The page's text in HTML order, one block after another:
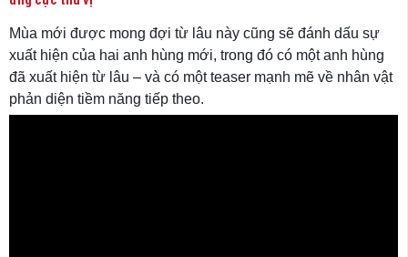
Mùa mới được mong đợi từ lâu này cũng sẽ đánh dấu sự
xuất hiện của hai anh hùng mới, trong đó có một anh hùng
đã xuất hiện từ lâu – và có một teaser mạnh mẽ về nhân vật
phản diện tiềm năng tiếp theo.